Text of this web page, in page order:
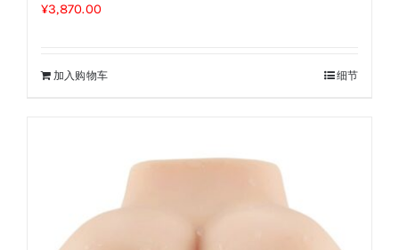
¥3,870.00
加入购物车 细节